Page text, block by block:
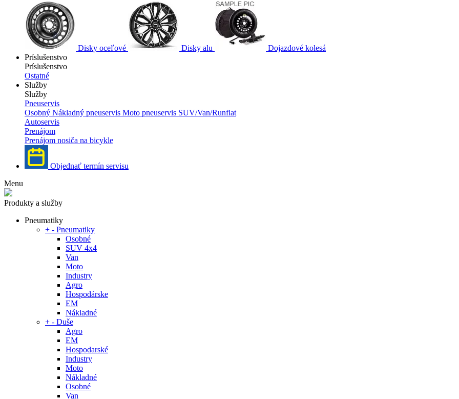
Disky oceľové Disky alu
Dojazdové kolesá
Príslušenstvo
Príslušenstvo
Ostatné
Služby
Služby
Pneuservis
Osobný Nákladný pneuservis Moto pneuservis SUV/Van/Runflat
Autoservis
Prenájom
Prenájom nosiča na bicykle
Objednať termín servisu
Menu
Produkty a služby
Pneumatiky
+ - Pneumatiky
Osobné
SUV 4x4
Van
Moto
Industry
Agro
Hospodárske
EM
Nákladné
+ - Duše
Agro
EM
Hospodarské
Industry
Moto
Nákladné
Osobné
Van